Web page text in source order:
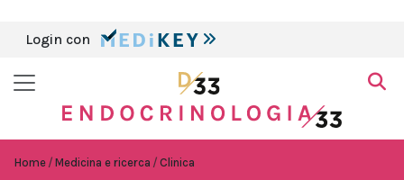
Login con
Home Medicina e ricerca Clinica